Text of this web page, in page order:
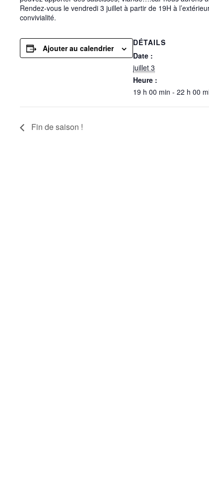
Rendez-vous le vendredi 3 juillet à partir de 19H à
convivialité.
Ajouter au calendrier
DÉTAILS
Date :
juillet 3
Heure :
19 h 00 min - 22 h 00
Fin de saison !